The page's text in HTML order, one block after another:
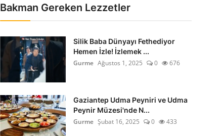
Bakman Gereken Lezzetler
Silik Baba Dünyayı Fethediyor
Hemen İzle! İzlemek ...
Gurme Ağustos 1, 2025 0 676
Gaziantep Udma Peyniri ve Udma
Peynir Müzesi'nde N...
Gurme Şubat 16, 2025 0 433